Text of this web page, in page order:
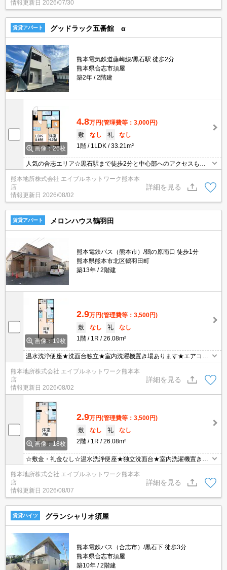
レジットカードでお支払い可能です！
情報更新日 2026/07/30
賃貸アパート グッドラック五番館 α
熊本電気鉄道藤崎線/黒石駅 徒歩2分
熊本県合志市須屋
築2年
2階建
画像：26枚
4.8万円(管理費等：3,000円)
敷
なし 礼
なし
1階
1LDK 33.21m²
人気の合志エリア☆黒石駅まで徒歩2分と中心部へのアクセスも良
好です！各住戸すべて光ファイバー配線（各住戸最大1G）なので高
速で高品質の光インターネットが実現。オートロック・宅配ボック
ス付き。システムキッチン・ウォークインクローゼットなど嬉しい
設備が充実☆2年間限定賃料です。2年経過後は賃料55,000円（ヘヤ
ワリ併用）
熊本地所株式会社 エイブルネットワーク熊本本
店
情報更新日 2026/08/02
詳細を見る
賃貸アパート メロンハウス鶴羽田
熊本電鉄バス（熊本市）/鶴の原南口 徒歩1分
熊本県熊本市北区鶴羽田町
築13年
2階建
画像：19枚
2.9万円(管理費等：3,500円)
敷
なし 礼
なし
1階
1R 26.08m²
温水洗浄便座★洗面台独立★室内洗濯機置き場あります★エアコン
1基★ＴＶモニターフォン★キッチンは1口のＩＨクッキングヒータ
ー付★
熊本地所株式会社 エイブルネットワーク熊本本
店
情報更新日 2026/08/02
詳細を見る
画像：18枚
2.9万円(管理費等：3,500円)
敷
なし 礼
なし
2階
1R 26.08m²
☆敷金・礼金なし☆温水洗浄便座★独立洗面台★室内洗濯機置き場
あります★エアコン1基★ＴＶモニターフォン★キッチンは1口のＩ
Ｈクッキングヒーター付★エレベーター付き
熊本地所株式会社 エイブルネットワーク熊本本
店
情報更新日 2026/08/07
詳細を見る
賃貸ハイツ グランシャリオ須屋
熊本電鉄バス（合志市）/黒石下 徒歩3分
熊本県合志市須屋
築10年
2階建